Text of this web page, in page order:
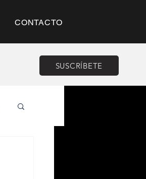
CONTACTO
SUSCRÍBETE